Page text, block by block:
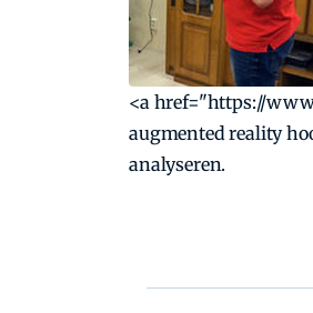
<a href="https://
augmented reality
analyseren.